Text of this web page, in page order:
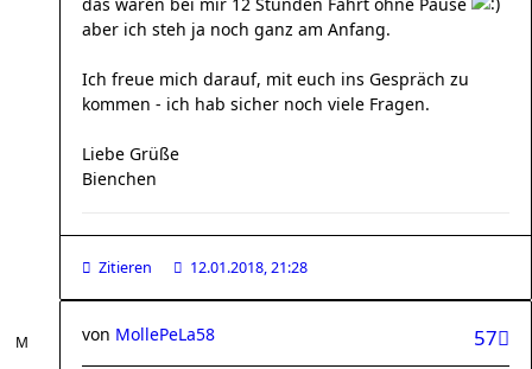
aber ich steh ja noch ganz am Anfang.
Ich freue mich darauf, mit euch ins Gespräch zu
kommen - ich hab sicher noch viele Fragen.
Liebe Grüße
Bienchen
Zitieren 12.01.2018, 21:28
57
von MollePeLa58